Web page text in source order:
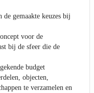
de gemaakte keuzes bij
voor de
bij de sfeer die de
budget
objecten,
te verzamelen en